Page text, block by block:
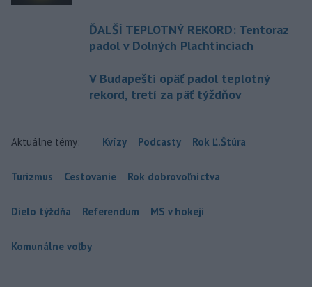
ĎALŠÍ TEPLOTNÝ REKORD: Tentoraz
padol v Dolných Plachtinciach
V Budapešti opäť padol teplotný
rekord, tretí za päť týždňov
Aktuálne témy: Kvízy Podcasty Rok Ľ.Štúra
Turizmus Cestovanie Rok dobrovoľníctva
Dielo týždňa Referendum MS v hokeji
Komunálne voľby